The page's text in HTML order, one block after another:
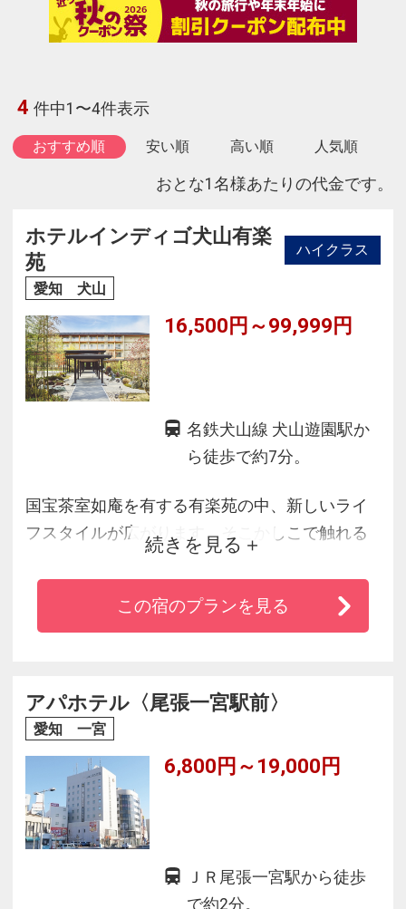
4 件中1〜4件表示
おすすめ順 安い順 高い順 人気順
おとな1名様あたりの代金です。
ホテルインディゴ犬山有楽
苑
ハイクラス
愛知 犬山
16,500円～99,999円
名鉄犬山線 犬山遊園駅か
ら徒歩で約7分。
国宝茶室如庵を有する有楽苑の中、新しいライ
フスタイルが広がります。そこかしこで触れる
アート、クリエイティブな食体験は、ローカル
の文化や心が体中に染み渡り好奇心をくすぐる
こと間違いなしです。
続きを見る
この宿のプランを見る
アパホテル〈尾張一宮駅前〉
愛知 一宮
6,800円～19,000円
ＪＲ尾張一宮駅から徒歩
で約2分。